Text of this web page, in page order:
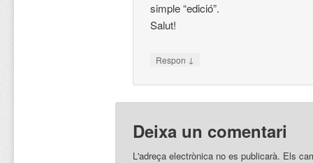
simple “edició”.
Salut!
Respon ↓
Deixa un comentari
L'adreça electrònica no es publicarà. Els